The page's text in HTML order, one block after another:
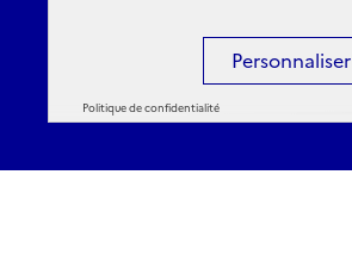
Personnaliser
Politique de confidentialité